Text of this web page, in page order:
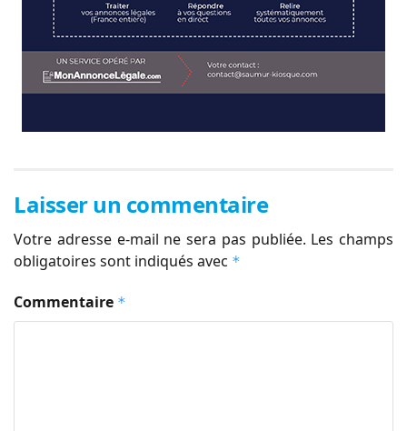
Laisser un commentaire
Votre adresse e-mail ne sera pas publiée. Les champs
obligatoires sont indiqués avec *
Commentaire *